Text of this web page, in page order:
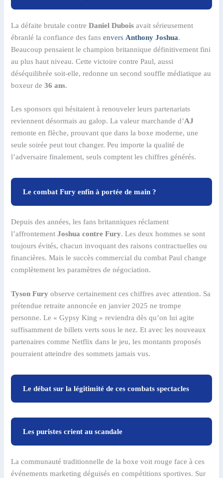
La défaite brutale contreDaniel Dubois avait sérieusement
ébranlé la confiance des fansenvers Anthony Joshua.
Beaucoup pensaient le champion britannique définitivement fini
au plus haut niveau. Cette victoire contre Paul, aussi
déséquilibrée soit-elle, redonne un second souffle médiatique au
boxeur de36 ans.
Les sponsors qui hésitaient à renouveler leurs partenariats
reviennent désormais au galop. La valeur marchande d’AJ
remonte en flèche, prouvant que dans la boxe moderne, une
seule soirée peut tout changer. Peu importe la qualité de
l’adversaire finalement, seuls comptent les chiffres générés.
Le combat Fury enfin à portée de main ?
Depuis des années, les fans britanniques réclament
l’affrontementJoshua contre Fury. Les deux hommes se sont
toujours évités, chacun invoquant des raisons contractuelles ou
financières. Mais le succès commercial du combat Paul change
complètement les paramètres de négociation.
Tyson Fury observe certainement ces chiffres avec attention. Sa
prétendue retraite annoncée en janvier 2025 ne trompe
personne. Le « Gypsy King » reviendra dès qu’on lui agite
suffisamment de billets verts sous le nez. Et avec les nouveaux
partenaires comme Netflix dans le jeu, les montants proposés
pourraient atteindre des sommets jamais vus.
Le débat sur la légitimité de ces combats spectacles
Les puristes crient au scandale
La communauté traditionnelle de la boxe voit rouge face à ces
événements marketing déguisés en compétitions sportives. Sur